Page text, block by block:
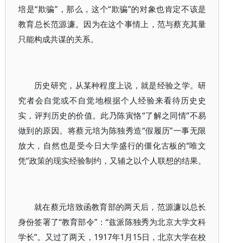
培是“欺骗”，那么，这个“欺骗”的对象也肯定不该是
教育总长范源濂。因为在这个事情上，范与蔡充其量
只能构成共谋的关系。
历史研究，从某种程度上说，就是经验之学。研
究者会自觉或不自觉地根据个人经验来看待历史史
实，评判历史的价值。此乃陈寅恪“了解之同情”不易
做到的原因。将蔡元培为陈独秀造“假履历”一事无限
放大，自然也是受今日大学盛行的僵化古板的“唯文
凭”政策的现实经验制约，又辅之以个人联想的结果。
就在蔡元培致函教育部的两天后，范源濂以总长
身份签署了“教育部令”：“兹派陈独秀为北京大学文科
学长”。又过了两天，1917年1月15日，北京大学在校